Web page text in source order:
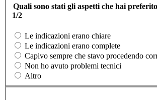
Quali sono stati gli aspetti che hai
1/2
Le indicazioni erano chiare
Le indicazioni erano complete
Capivo sempre che stavo procedendo
Non ho avuto problemi tecnici
Altro